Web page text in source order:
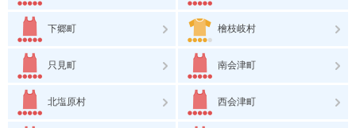
下郷町 檜枝岐村
只見町 南会津町
北塩原村 西会津町